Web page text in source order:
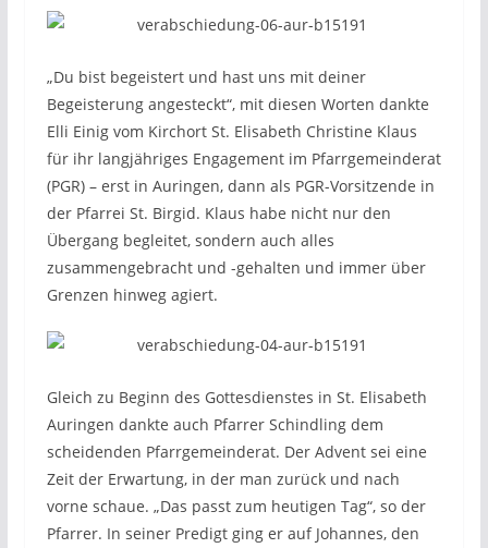
„Du bist begeistert und hast uns mit deiner
Begeisterung angesteckt“, mit diesen Worten dankte
Elli Einig vom Kirchort St. Elisabeth Christine Klaus
für ihr langjähriges Engagement im Pfarrgemeinderat
(PGR) – erst in Auringen, dann als PGR-Vorsitzende in
der Pfarrei St. Birgid. Klaus habe nicht nur den
Übergang begleitet, sondern auch alles
zusammengebracht und -gehalten und immer über
Grenzen hinweg agiert.
Gleich zu Beginn des Gottesdienstes in St. Elisabeth
Auringen dankte auch Pfarrer Schindling dem
scheidenden Pfarrgemeinderat. Der Advent sei eine
Zeit der Erwartung, in der man zurück und nach
vorne schaue. „Das passt zum heutigen Tag“, so der
Pfarrer. In seiner Predigt ging er auf Johannes, den